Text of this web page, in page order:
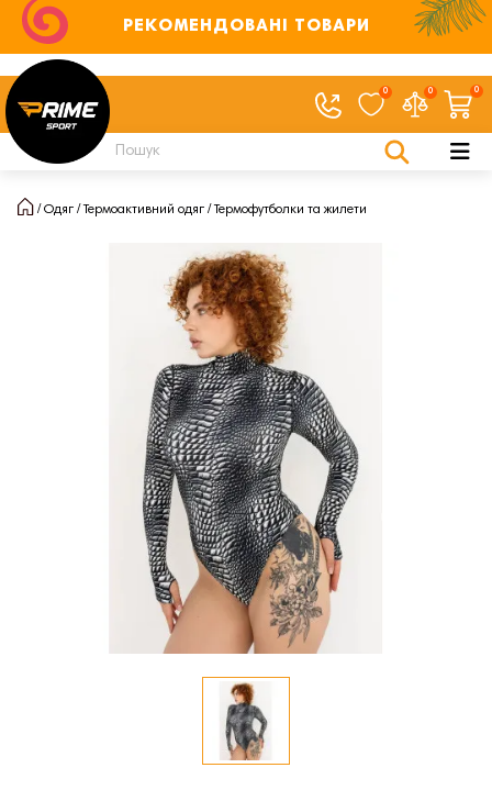
РЕКОМЕНДОВАНІ ТОВАРИ
0 0 0
Одяг Термоактивний одяг Термофутболки та жилети